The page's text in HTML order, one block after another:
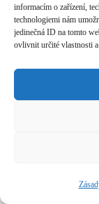
informacím o zařízení,
technologiemi nám
jedinečná ID na tomto
ovlivnit určité vlastnosti
ČASOPIS O JINÉ
založeno
©2026